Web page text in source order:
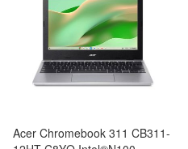
Acer Chromebook 311 CB311-